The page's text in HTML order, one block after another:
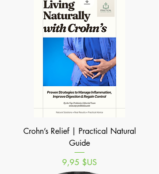
Crohn’s Relief | Practical Natural
Guide
Prix
9,95 $US